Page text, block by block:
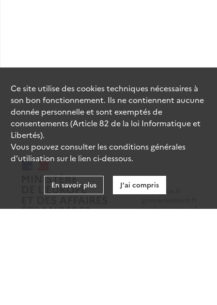
data.gouv.fr
legifrance.gouv.fr
Ce site utilise descookiestechniques nécessaires à
son bon fonctionnement. Ils ne contiennent aucune
donnée personnelle et sont exemptés de
consentements (Article 82 de la loi Informatique et
Libertés).
Vous pouvez consulter les conditions générales
d’utilisation sur le lien ci-dessous.
En savoir plus J'ai compris